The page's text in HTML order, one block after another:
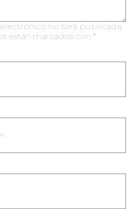
no será publicada.
están marcados con *